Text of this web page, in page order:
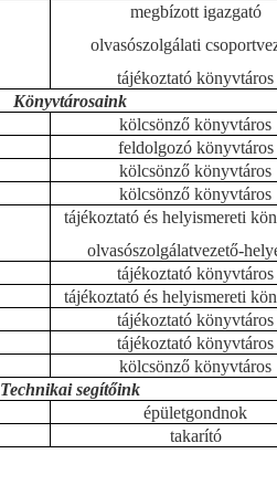
megbízott igazgató
olvasószolgálati
tájékoztató könyvtáros
Könyvtárosaink
kölcsönző könyvtáros
feldolgozó könyvtáros
kölcsönző könyvtáros
kölcsönző könyvtáros
tájékoztató és helyismereti
olvasószolgálatvezető-
tájékoztató könyvtáros
tájékoztató és helyismereti
tájékoztató könyvtáros
tájékoztató könyvtáros
kölcsönző könyvtáros
Technikai segítőink
épületgondnok
takarító